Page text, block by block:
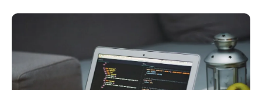
Prepojenie na ďalšie systémy
Katalóg doplnkov